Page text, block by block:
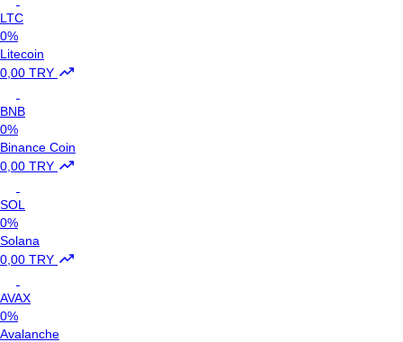
LTC
0%
Litecoin
0,00 TRY
BNB
0%
Binance Coin
0,00 TRY
SOL
0%
Solana
0,00 TRY
AVAX
0%
Avalanche